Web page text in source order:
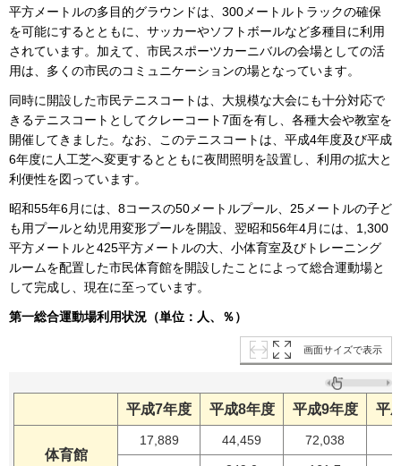
平方メートルの多目的グラウンドは、300メートルトラックの確保
を可能にするとともに、サッカーやソフトボールなど多種目に利用
されています。加えて、市民スポーツカーニバルの会場としての活
用は、多くの市民のコミュニケーションの場となっています。
同時に開設した市民テニスコートは、大規模な大会にも十分対応で
きるテニスコートとしてクレーコート7面を有し、各種大会や教室を
開催してきました。なお、このテニスコートは、平成4年度及び平成
6年度に人工芝へ変更するとともに夜間照明を設置し、利用の拡大と
利便性を図っています。
昭和55年6月には、8コースの50メートルプール、25メートルの子ど
も用プールと幼児用変形プールを開設、翌昭和56年4月には、1,300
平方メートルと425平方メートルの大、小体育室及びトレーニング
ルームを配置した市民体育館を開設したことによって総合運動場と
して完成し、現在に至っています。
第一総合運動場利用状況（単位：人、％）
画面サイズで表示
平成7年度 平成8年度 平成9年度 平
体育館
17,889 44,459 72,038